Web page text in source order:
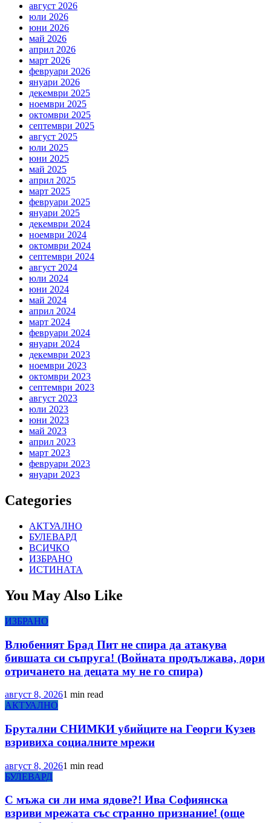
август 2026
юли 2026
юни 2026
май 2026
април 2026
март 2026
февруари 2026
януари 2026
декември 2025
ноември 2025
октомври 2025
септември 2025
август 2025
юли 2025
юни 2025
май 2025
април 2025
март 2025
февруари 2025
януари 2025
декември 2024
ноември 2024
октомври 2024
септември 2024
август 2024
юли 2024
юни 2024
май 2024
април 2024
март 2024
февруари 2024
януари 2024
декември 2023
ноември 2023
октомври 2023
септември 2023
август 2023
юли 2023
юни 2023
май 2023
април 2023
март 2023
февруари 2023
януари 2023
Categories
АКТУАЛНО
БУЛЕВАРД
ВСИЧКО
ИЗБРАНО
ИСТИНАТА
You May Also Like
ИЗБРАНО
Влюбеният Брад Пит не спира да атакува
бившата си съпруга! (Войната продължава, дори
отричането на децата му не го спира)
август 8, 20261 min read
АКТУАЛНО
Брутални СНИМКИ убийците на Георги Кузев
взривиха социалните мрежи
август 8, 20261 min read
БУЛЕВАРД
С мъжа си ли има ядове?! Ива Софиянска
взриви мрежата със странно признание! (още